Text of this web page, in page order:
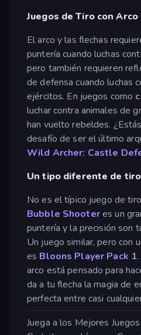
Juegos de Tiro con
El arco y las flechas
puntería cuando luchas
pero también requieren
de defensa cuando luchas
ejércitos. En juegos como
luchar contra animales de
han vuelto rebeldes.
desafío de ser el último
Wild Archer: Castle
Un tipo diferente de
No es el típico juego de
Bubble Shooteres un
puntería y la precisión son
Un juego similar, pero con
es Bloons Player Pack 1
arco está pensado para
da a tu flecha la magia de
perfecta entre casi
Juega a los Mejores